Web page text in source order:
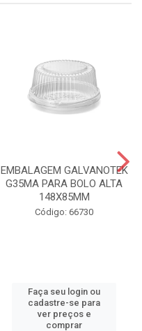
EMBALAGEM GALVANOTEK
G35MA PARA BOLO ALTA
148X85MM
Código: 66730
Faça seu login ou
cadastre-se para
ver preços e
comprar